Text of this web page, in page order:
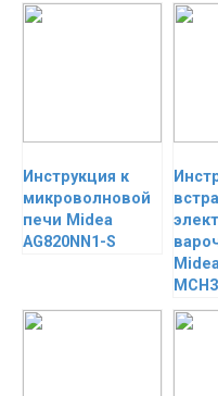
Инструкция к
микроволновой
печи Midea
AG820NN1-S